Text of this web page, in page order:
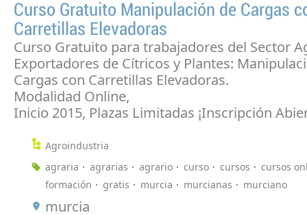
Curso Gratuito Manipulación de Cargas
Carretillas Elevadoras
Curso Gratuito para trabajadores del Sector
Exportadores de Cítricos y Plantes:
Cargas con Carretillas Elevadoras.
Modalidad Online,
Inicio 2015, Plazas Limitadas ¡Inscripción
Agroindustria
agraria
agrarias agrario curso cursos
cursos
formación
gratis murcia murcianas murciano
murcia